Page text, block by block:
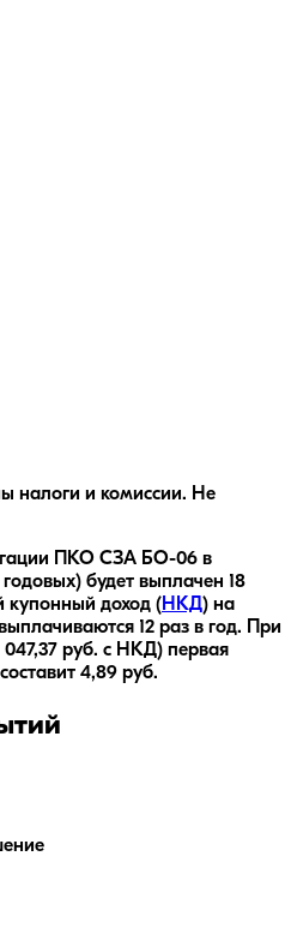
налоги и комиссии. Не
ПКО СЗА БО-06 в
годовых) будет выплачен 18
купонный доход ( НКД) на
12 раз в год.
При
047,37 руб. с НКД) первая
4,89 руб.